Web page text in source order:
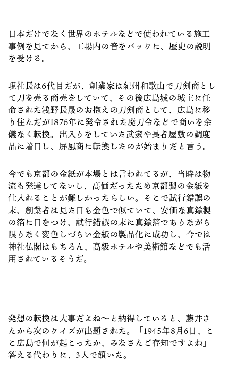
日本だけでなく世界のホテルなどで使われている施工
事例を見てから、工場内の音をバックに、歴史の説明
を受ける。
現社長は6代目だが、創業家は紀州和歌山で刀剣商とし
て刀を売る商売をしていて、その後広島城の城主に任
命された浅野長晟のお抱えの刀剣商として、広島に移
り住んだが1876年に発令された廃刀令などで商いを余
儀なく転換。出入りをしていた武家や長者屋敷の調度
品に着目し、屏風商に転換したのが始まりだと言う。
今でも京都の金紙が本場とは言われてるが、当時は物
流も発達してないし、高価だったため京都製の金紙を
仕入れることが難しかったらしい。そこで試行錯誤の
末、創業者は見た目も金色で似ていて、安価な真鍮製
の箔に目をつけ、試行錯誤の末に真鍮箔でありながら
限りなく変色しづらい金紙の製品化に成功し、今では
神社仏閣はもちろん、高級ホテルや美術館などでも活
用されているそうだ。
発想の転換は大事だよね〜と納得していると、藤井さ
んから次のクイズが出題された。「1945年8月6日、こ
こ広島で何が起こったか、みなさんご存知ですよね」
答える代わりに、3人で頷いた。